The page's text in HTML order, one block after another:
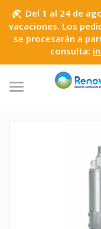
beach_access Del 1 al 24 de
vacaciones. Los
se procesarán a
consulta: